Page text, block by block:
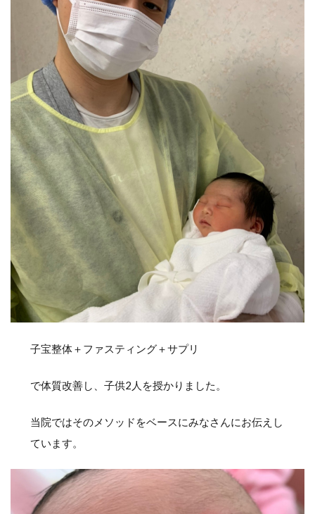
子宝整体＋ファスティング＋サプリ
で体質改善し、子供2人を授かりました。
当院ではそのメソッドをベースにみなさんにお伝えし
ています。